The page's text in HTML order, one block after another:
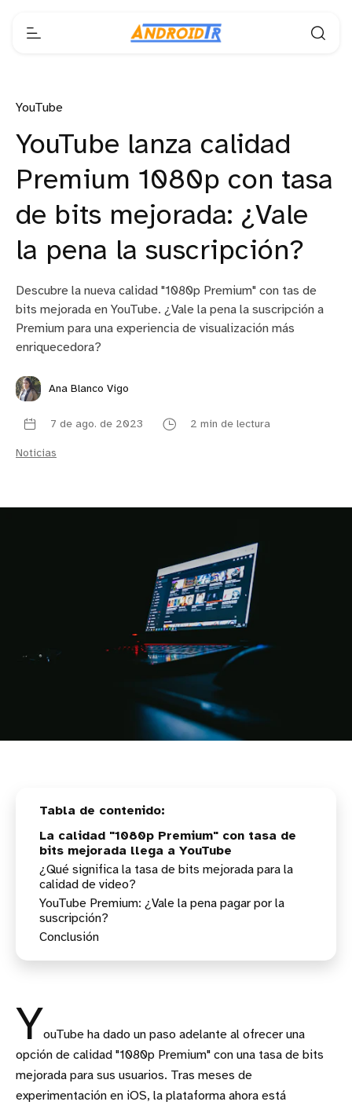
YouTube
YouTube lanza calidad
Premium 1080p con tasa
de bits mejorada: ¿Vale
la pena la suscripción?
Descubre la nueva calidad "1080p Premium" con tas de
bits mejorada en YouTube. ¿Vale la pena la suscripción a
Premium para una experiencia de visualización más
enriquecedora?
Ana Blanco Vigo
7 de ago. de 2023 2 min de lectura
Noticias
La calidad "1080p Premium" con tasa de
bits mejorada llega a YouTube
¿Qué significa la tasa de bits mejorada para la
calidad de video?
YouTube Premium: ¿Vale la pena pagar por la
suscripción?
Conclusión
YouTube ha dado un paso adelante al ofrecer una
opción de calidad "1080p Premium" con una tasa de bits
mejorada para sus usuarios. Tras meses de
experimentación en iOS, la plataforma ahora está